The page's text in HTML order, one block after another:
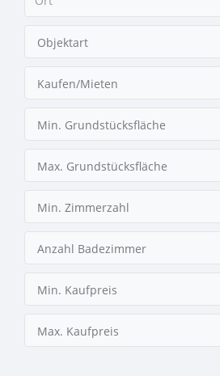
Objektart
Kaufen/Mieten
Min. Grundstücksfläche
Max. Grundstücksfläche
Min. Zimmerzahl
Anzahl Badezimmer
Min. Kaufpreis
Max. Kaufpreis